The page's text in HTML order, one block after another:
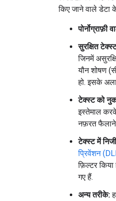
किए जाने वाले डेटा
पोर्नोग्राफ़ी
सुरक्षित
जिनमें
यौन शोषण
हो. इसके
टेक्स्ट को
इस्तेमाल
नफ़रत फैलाने
टेक्स्ट में
प्रिवेंशन
फ़िल्टर
गए हैं.
अन्य तरीके: